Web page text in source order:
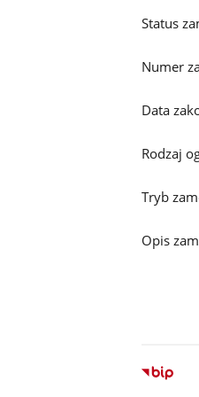
Status
Numer
Data
Rodzaj
Tryb
Opis